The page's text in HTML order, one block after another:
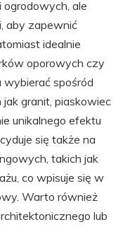
ogrodowych, ale
aby zapewnić
idealnie
oporowych czy
spośród
granit, piaskowiec
unikalnego efektu
się także na
takich jak
co wpisuje się w
Warto również
lub